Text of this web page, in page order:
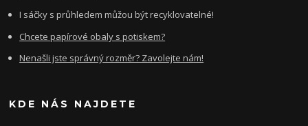
I sáčky s průhledem můžou být recyklovatelné!
Chcete papírové obaly s potiskem?
Nenašli jste správný rozměr? Zavolejte nám!
KDE NÁS NAJDETE